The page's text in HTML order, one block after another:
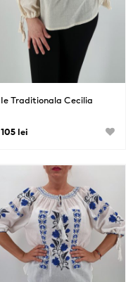
Ie Traditionala Cecilia
105 lei